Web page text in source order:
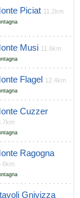
Piciat 11.2km
Musi 11.6km
Flagel 12.4km
Cuzzer
Ragogna
Gnivizza